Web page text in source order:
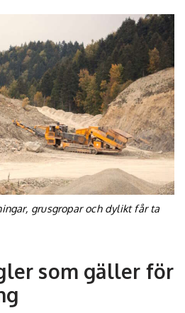
grusgropar och dylikt får ta
som gäller för